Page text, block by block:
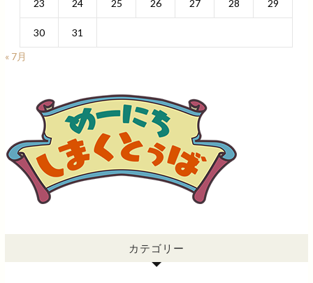
23 24 25 26 27 28 29
30
31
« 7月
カテゴリー